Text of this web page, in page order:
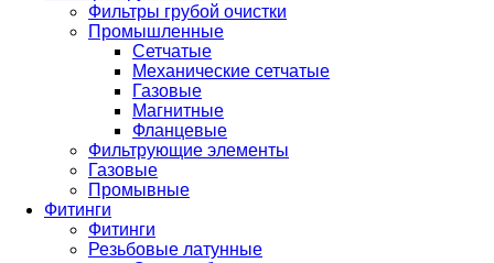
Фильтры грубой очистки
Промышленные
Сетчатые
Механические сетчатые
Газовые
Магнитные
Фланцевые
Фильтрующие элементы
Газовые
Промывные
Фитинги
Фитинги
Резьбовые латунные